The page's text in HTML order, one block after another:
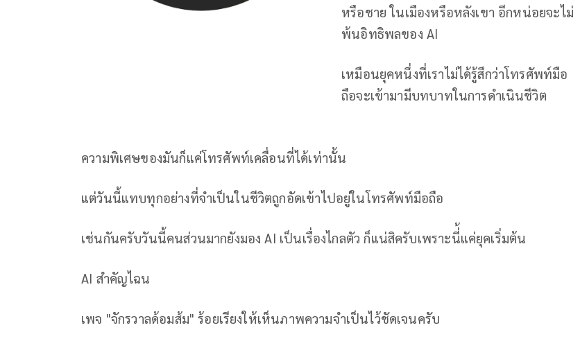
หรือชาย ในเมืองหรือหลังเขา อีกหน่อยจะไม่
พ้นอิทธิพลของ AI
เหมือนยุคหนึ่งที่เราไม่ได้รู้สึกว่าโทรศัพท์มือ
ถือจะเข้ามามีบทบาทในการดำเนินชีวิต
ความพิเศษของมันก็แค่โทรศัพท์เคลื่อนที่ได้เท่านั้น
แต่วันนี้แทบทุกอย่างที่จำเป็นในชีวิตถูกอัดเข้าไปอยู่ในโทรศัพท์มือถือ
เช่นกันครับวันนี้คนส่วนมากยังมอง AI เป็นเรื่องไกลตัว ก็แน่สิครับเพราะนี่้แค่ยุคเริ่มต้น
AI สำคัญไฉน
เพจ "จักรวาลด้อมส้ม" ร้อยเรียงให้เห็นภาพความจำเป็นไว้ชัดเจนครับ